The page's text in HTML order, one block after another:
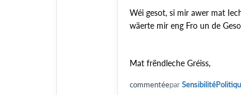
Wéi gesot, si mir awer mat
wäerte mir eng Fro un de
Mat frëndleche Gréiss,
commentéepar